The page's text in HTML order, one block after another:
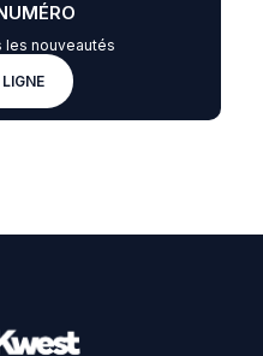
les nouveautés